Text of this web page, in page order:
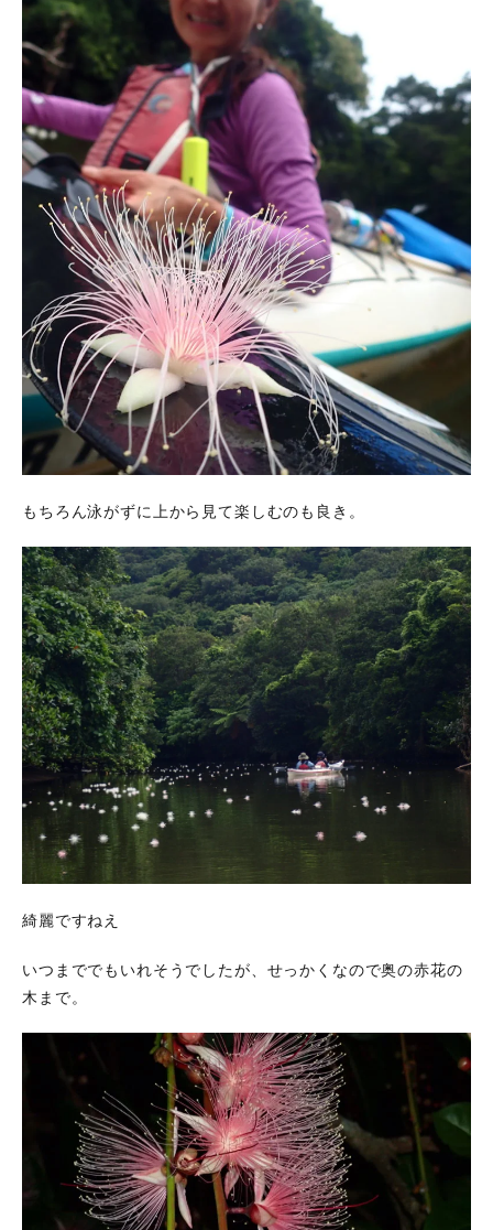
もちろん泳がずに上から見て楽しむのも良き。
綺麗ですねえ
いつまででもいれそうでしたが、せっかくなので奥の赤花の
木まで。